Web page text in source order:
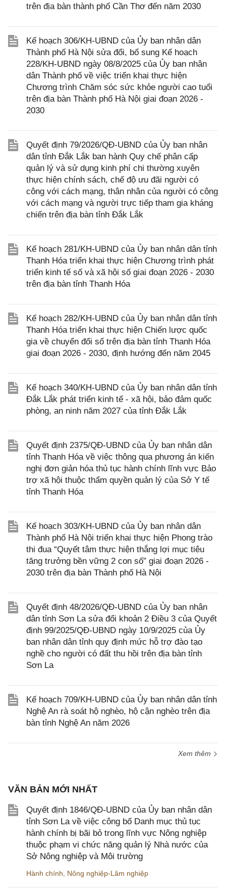
trên địa bàn thành phố Cần Thơ đến năm 2030
Kế hoạch 306/KH-UBND của Ủy ban nhân dân
Thành phố Hà Nội sửa đổi, bổ sung Kế hoạch
228/KH-UBND ngày 08/8/2025 của Ủy ban nhân
dân Thành phố về việc triển khai thực hiện
Chương trình Chăm sóc sức khỏe người cao tuổi
trên địa bàn Thành phố Hà Nội giai đoạn 2026 -
2030
Quyết định 79/2026/QĐ-UBND của Ủy ban nhân
dân tỉnh Đắk Lắk ban hành Quy chế phân cấp
quản lý và sử dụng kinh phí chi thường xuyên
thực hiện chính sách, chế độ ưu đãi người có
công với cách mạng, thân nhân của người có công
với cách mạng và người trực tiếp tham gia kháng
chiến trên địa bàn tỉnh Đắk Lắk
Kế hoạch 281/KH-UBND của Ủy ban nhân dân tỉnh
Thanh Hóa triển khai thực hiện Chương trình phát
triển kinh tế số và xã hội số giai đoạn 2026 - 2030
trên địa bàn tỉnh Thanh Hóa
Kế hoạch 282/KH-UBND của Ủy ban nhân dân tỉnh
Thanh Hóa triển khai thực hiện Chiến lược quốc
gia về chuyển đổi số trên địa bàn tỉnh Thanh Hóa
giai đoạn 2026 - 2030, định hướng đến năm 2045
Kế hoạch 340/KH-UBND của Ủy ban nhân dân tỉnh
Đắk Lắk phát triển kinh tế - xã hội, bảo đảm quốc
phòng, an ninh năm 2027 của tỉnh Đắk Lắk
Quyết định 2375/QĐ-UBND của Ủy ban nhân dân
tỉnh Thanh Hóa về việc thông qua phương án kiến
nghị đơn giản hóa thủ tục hành chính lĩnh vực Bảo
trợ xã hội thuộc thẩm quyền quản lý của Sở Y tế
tỉnh Thanh Hóa
Kế hoạch 303/KH-UBND của Ủy ban nhân dân
Thành phố Hà Nội triển khai thực hiện Phong trào
thi đua “Quyết tâm thực hiện thắng lợi mục tiêu
tăng trưởng bền vững 2 con số” giai đoạn 2026 -
2030 trên địa bàn Thành phố Hà Nội
Quyết định 48/2026/QĐ-UBND của Ủy ban nhân
dân tỉnh Sơn La sửa đổi khoản 2 Điều 3 của Quyết
định 99/2025/QĐ-UBND ngày 10/9/2025 của Ủy
ban nhân dân tỉnh quy định mức hỗ trợ đào tạo
nghề cho người có đất thu hồi trên địa bàn tỉnh
Sơn La
Kế hoạch 709/KH-UBND của Ủy ban nhân dân tỉnh
Nghệ An rà soát hộ nghèo, hộ cận nghèo trên địa
bàn tỉnh Nghệ An năm 2026
Xem thêm
VĂN BẢN MỚI NHẤT
Quyết định 1846/QĐ-UBND của Ủy ban nhân dân
tỉnh Sơn La về việc công bố Danh mục thủ tục
hành chính bị bãi bỏ trong lĩnh vực Nông nghiệp
thuộc phạm vi chức năng quản lý Nhà nước của
Sở Nông nghiệp và Môi trường
Hành chính Nông nghiệp-Lâm nghiệp